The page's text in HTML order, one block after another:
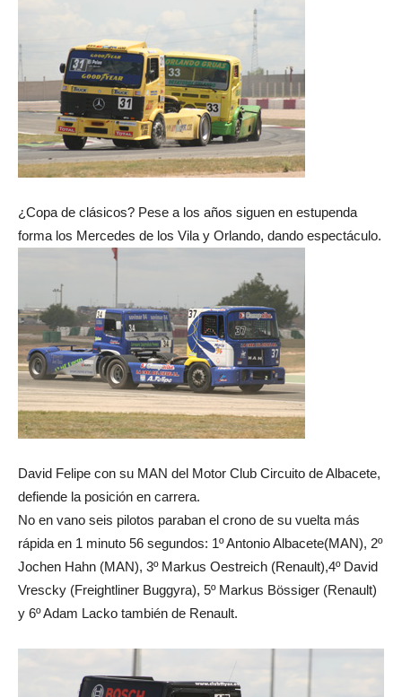
¿Copa de clásicos? Pese a los años siguen en estupenda
forma los Mercedes de los Vila y Orlando, dando espectáculo.
David Felipe con su MAN del Motor Club Circuito de Albacete,
defiende la posición en carrera.
No en vano seis pilotos paraban el crono de su vuelta más
rápida en 1 minuto 56 segundos: 1º Antonio Albacete(MAN), 2º
Jochen Hahn (MAN), 3º Markus Oestreich (Renault),4º David
Vrescky (Freightliner Buggyra), 5º Markus Bössiger (Renault)
y 6º Adam Lacko también de Renault.